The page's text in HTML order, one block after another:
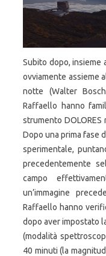
Subito dopo, insieme
ovviamente assieme
notte (Walter
Raffaello hanno
strumento
Dopo una prima fase
sperimentale,
precedentemente
campo
un’immagine
Raffaello hanno
dopo aver impostato
(modalità
40 minuti (la